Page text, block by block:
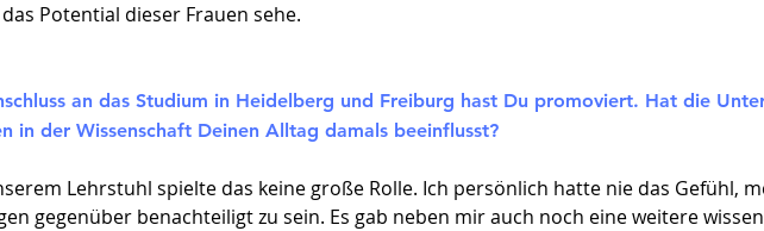
Potential dieser Frauen sehe.
an das Studium in Heidelberg und Freiburg hast Du promoviert. Hat die
in der Wissenschaft Deinen Alltag damals beeinflusst?
Lehrstuhl spielte das keine große Rolle. Ich persönlich hatte nie das Gefühl,
gegenüber benachteiligt zu sein. Es gab neben mir auch noch eine weitere